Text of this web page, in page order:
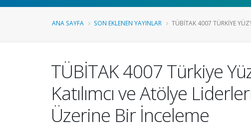
ANA SAYFA SON EKLENEN YAYINLAR TÜBİTAK 4007 TÜRKIYE
TÜBİTAK 4007 Türkiye
Katılımcı ve Atölye
Üzerine Bir İnceleme